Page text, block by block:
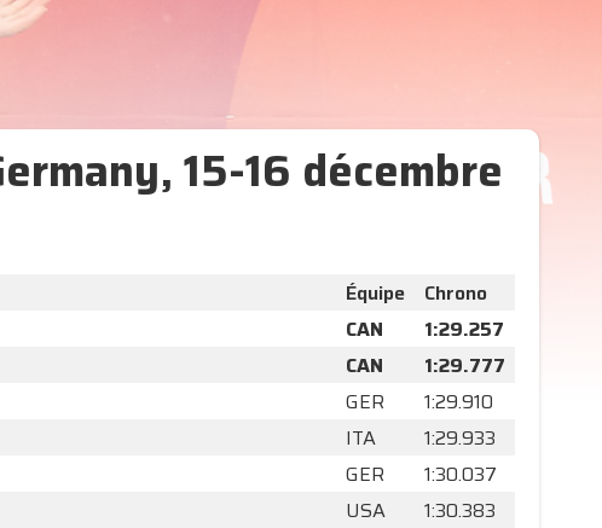
15-16 décembre
Équipe
Chrono
CAN
1:29.257
CAN
1:29.777
GER
1:29.910
ITA
1:29.933
GER
1:30.037
USA
1:30.383